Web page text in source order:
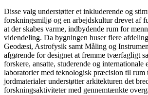
Disse valg understøtter et inkluderende og
forskningsmiljø og en arbejdskultur drevet af
at der skabes varme, indbydende rum for
videndeling. Da bygningen huser flere
Geodæsi, Astrofysik samt Måling og
afgørende for designet at fremme tværfagligt
forskere, ansatte, studerende og internationale
laboratorier med teknologisk præcision til rum
jordmaterialer understøtter arkitekturen det
forskningsaktiviteter med gennemtænkte